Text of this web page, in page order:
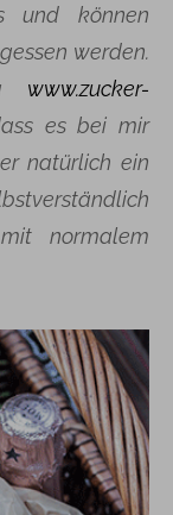
und können
werden.
www.zucker-
es bei mir
natürlich ein
normalem